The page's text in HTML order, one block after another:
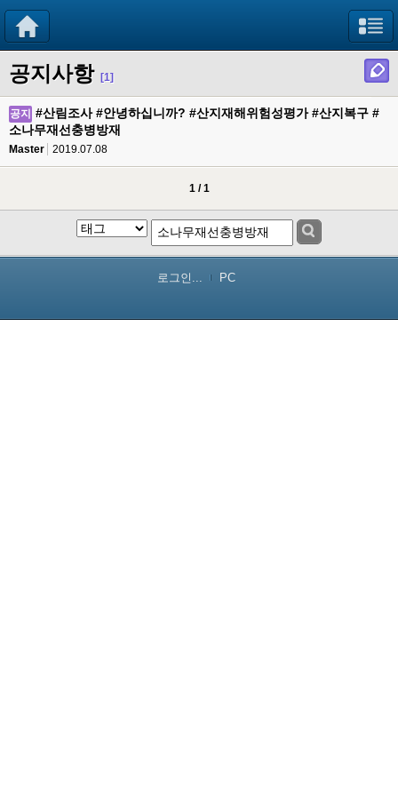
공지사항 [1]
공지
#산림조사 #안녕하십니까? #산지재해위험성평가 #산지복구 #
소나무재선충병방재
Master 2019.07.08
1 / 1
로그인... PC